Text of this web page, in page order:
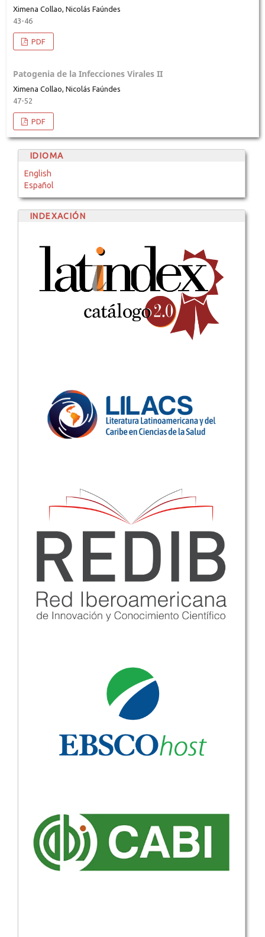
Ximena Collao, Nicolás Faúndes
43-46
PDF
Patogenia de la Infecciones Virales II
Ximena Collao, Nicolás Faúndes
47-52
PDF
IDIOMA
English
Español
INDEXACIÓN